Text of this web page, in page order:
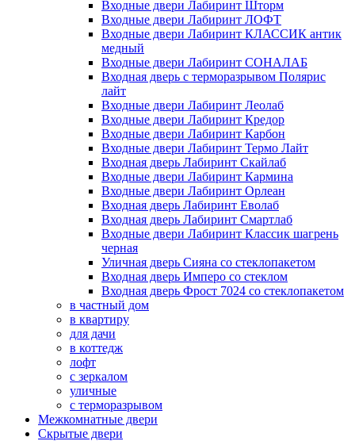
Входные двери Лабиринт Шторм
Входные двери Лабиринт ЛОФТ
Входные двери Лабиринт КЛАССИК антик
медный
Входные двери Лабиринт СОНАЛАБ
Входная дверь с терморазрывом Полярис
лайт
Входные двери Лабиринт Леолаб
Входные двери Лабиринт Кредор
Входные двери Лабиринт Карбон
Входные двери Лабиринт Термо Лайт
Входная дверь Лабиринт Скайлаб
Входные двери Лабиринт Кармина
Входные двери Лабиринт Орлеан
Входная дверь Лабиринт Еволаб
Входная дверь Лабиринт Смартлаб
Входные двери Лабиринт Классик шагрень
черная
Уличная дверь Сияна со стеклопакетом
Входная дверь Имперо со стеклом
Входная дверь Фрост 7024 со стеклопакетом
в частный дом
в квартиру
для дачи
в коттедж
лофт
с зеркалом
уличные
с терморазрывом
Межкомнатные двери
Скрытые двери